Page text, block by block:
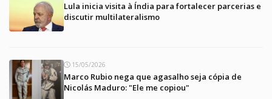
Lula inicia visita à Índia para fortalecer parcerias e
discutir multilateralismo
15/05/2026
Marco Rubio nega que agasalho seja cópia de
Nicolás Maduro: "Ele me copiou"